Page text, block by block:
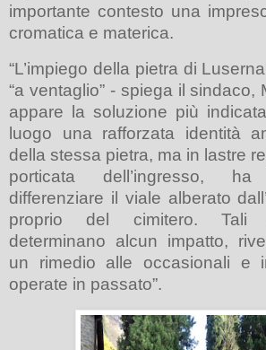
importante contesto una
cromatica e materica.
“L’impiego della pietra di
“a ventaglio” - spiega il sindaco,
appare la soluzione più
luogo una rafforzata identità
della stessa pietra, ma in lastre
porticata dell’ingresso,
differenziare il viale alberato
proprio del cimitero. Tali
determinano alcun impatto,
un rimedio alle occasionali e
operate in passato”.